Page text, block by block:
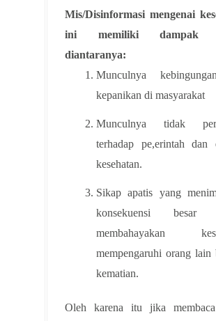
Mis/Disinformasi mengenai
ini memiliki dampak
diantaranya:
Munculnya
kepanikan di masyarakat
Munculnya tidak
terhadap pe,erintah dan
kesehatan.
Sikap apatis yang
konsekuensi besar
membahayakan
mempengaruhi orang lain
kematian.
Oleh karena itu jika